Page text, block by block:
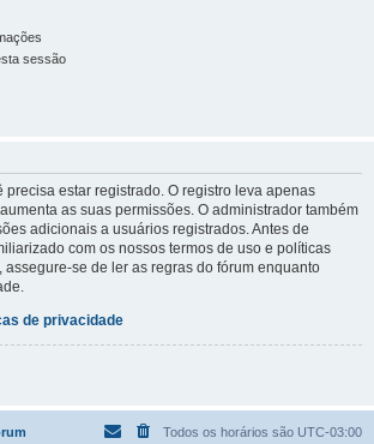
sessão
precisa estar registrado. O registro leva apenas
as suas permissões. O administrador também
adicionais a usuários registrados. Antes de
com os nossos termos de uso e políticas
assegure-se de ler as regras do fórum enquanto
de privacidade
Todos os horários são UTC-03:00